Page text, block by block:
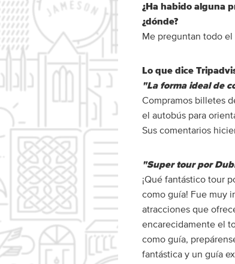
¿Ha habido alguna
¿dónde?
Me preguntan todo
Lo que dice
"La forma ideal de
Compramos billetes
el autobús para
Sus comentarios
"Super tour por
¡Qué fantástico tour
como guía! Fue muy
atracciones que
encarecidamente el
como guía,
fantástica y un guía